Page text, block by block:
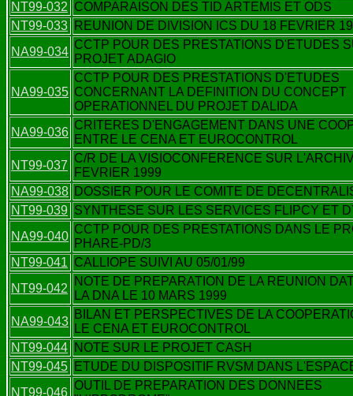
NT99-032 COMPARAISON DES TID ARTEMIS ET ODS
NT99-033 REUNION DE DIVISION ICS DU 18 FEVRIER
NA99-034
CCTP POUR DES PRESTATIONS D'ETUDES
PROJET ADAGIO
NA99-035
CCTP POUR DES PRESTATIONS D'ETUDES
CONCERNANT LA DEFINITION DU CONCEPT
OPERATIONNEL DU PROJET DALIDA
NA99-036
CRITERES D'ENGAGEMENT DANS UNE
ENTRE LE CENA ET EUROCONTROL
NT99-037
C/R DE LA VISIOCONFERENCE SUR
FEVRIER 1999
NA99-038 DOSSIER POUR LE COMITE DE
NT99-039 SYNTHESE SUR LES SERVICES FLIPCY ET
NA99-040
CCTP POUR DES PRESTATIONS DANS LE
PHARE-PD/3
NT99-041 CALLIOPE SUIVI AU 05/01/99
NT99-042
NOTE DE PREPARATION DE LA REUNION
LA DNA LE 10 MARS 1999
NA99-043
BILAN ET PERSPECTIVES DE LA
LE CENA ET EUROCONTROL
NT99-044 NOTE SUR LE PROJET CASH
NT99-045 ETUDE DU DISPOSITIF RVSM DANS
NT99-046
OUTIL DE PREPARATION DES DONNEES